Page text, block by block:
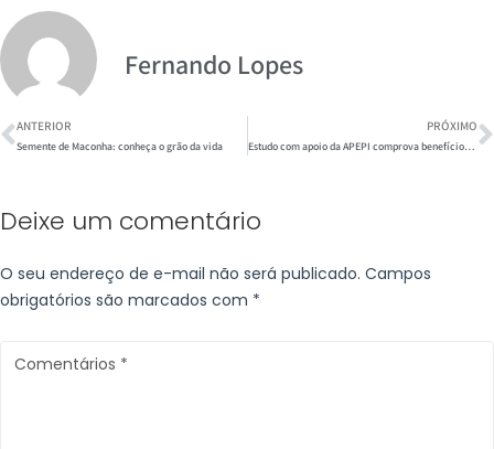
Fernando Lopes
ANTERIOR
Semente de Maconha: conheça o grão da vida
PRÓXIMO
Estudo com apoio da APEPI comprova benefícios do CBG contra dor aguda
Deixe um comentário
O seu endereço de e-mail não será publicado. Campos
obrigatórios são marcados com *